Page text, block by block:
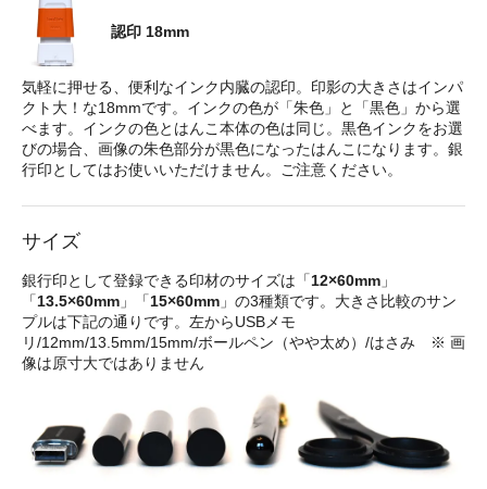
認印 18mm
気軽に押せる、便利なインク内臓の認印。印影の大きさはインパ
クト大！な18mmです。インクの色が「朱色」と「黒色」から選
べます。インクの色とはんこ本体の色は同じ。黒色インクをお選
びの場合、画像の朱色部分が黒色になったはんこになります。銀
行印としてはお使いいただけません。ご注意ください。
サイズ
銀行印として登録できる印材のサイズは「12×60mm 」
「13.5×60mm 」「15×60mm 」の3種類です。大きさ比較のサン
プルは下記の通りです。左からUSBメモ
リ/12mm/13.5mm/15mm/ボールペン（やや太め）/はさみ ※ 画
像は原寸大ではありません